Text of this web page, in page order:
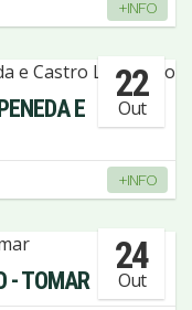
+INFO
22
Out
E
+INFO
24
Out
- TOMAR